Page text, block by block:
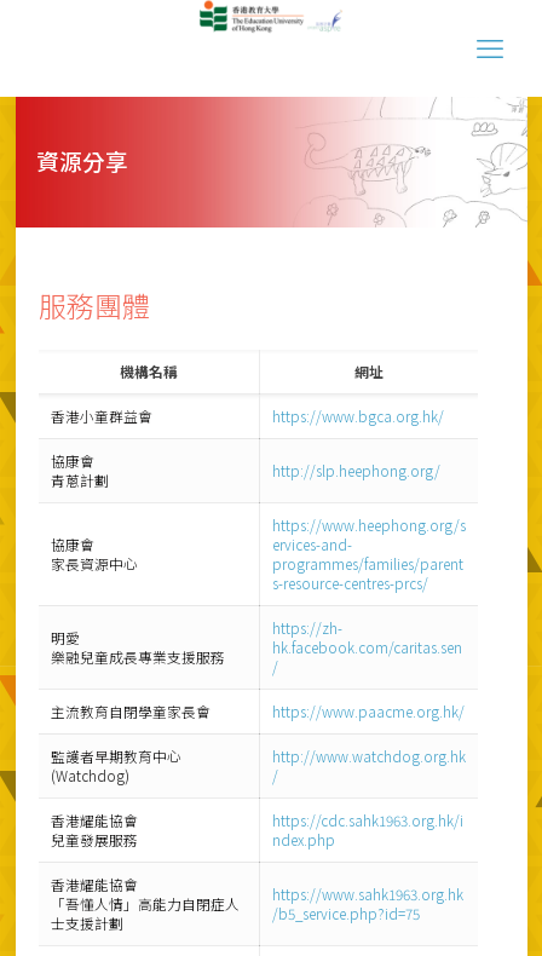
資源分享
服務團體
機構名稱 網址
香港小童群益會 https://www.bgca.org.hk/
協康會
青蔥計劃
http://slp.heephong.org/
協康會
家長資源中心
https://www.heephong.org/s
ervices-and-
programmes/families/parent
s-resource-centres-prcs/
明愛
樂融兒童成長專業支援服務
https://zh-
hk.facebook.com/caritas.sen
/
主流教育自閉學童家長會 https://www.paacme.org.hk/
監護者早期教育中心
(Watchdog)
http://www.watchdog.org.hk
/
香港耀能協會
兒童發展服務
https://cdc.sahk1963.org.hk/i
ndex.php
香港耀能協會
「吾懂人情」高能力自閉症人
士支援計劃
https://www.sahk1963.org.hk
/b5_service.php?id=75